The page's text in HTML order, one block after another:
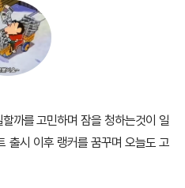
까를 고민하며 잠을 청하는것이 일
출시 이후 랭커를 꿈꾸며 오늘도 고